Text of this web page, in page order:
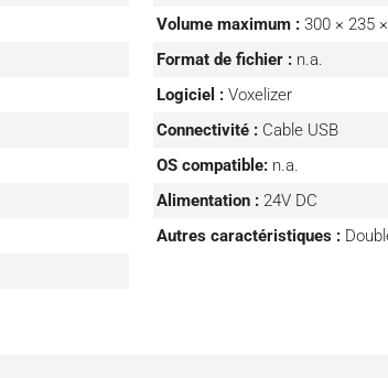
Volume maximum : 300 × 235
Format de fichier : n.a.
Logiciel : Voxelizer
Connectivité : Cable USB
OS compatible: n.a.
Alimentation : 24V DC
Autres caractéristiques :